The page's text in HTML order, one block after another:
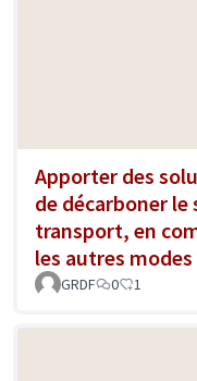
Apporter des
de décarboner le
transport, en
les autres
GRDF 0 1